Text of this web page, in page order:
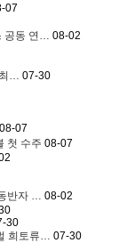
07
공동 연…
08-02
…
07-30
08-07
첫 수주 08-07
반자 …
08-02
30
희토류…
07-30